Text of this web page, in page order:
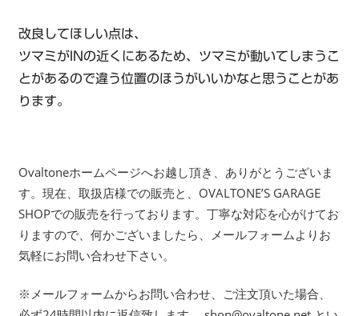
改良してほしい点は、
ツマミがINの近くにあるため、ツマミが動いてしまうこ
とがあるので違う位置のほうがいいかなと思うことがあ
ります。
Ovaltoneホームページへお越し頂き、ありがとうございま
す。現在、取扱店様での販売と、OVALTONE’S GARAGE
SHOPでの販売を行っております。丁寧な対応を心がけてお
りますので、何かございましたら、メールフォームよりお
気軽にお問い合わせ下さい。
※メールフォームからお問い合わせ、ご注文頂いた場合、